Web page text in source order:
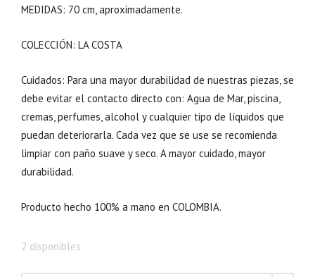
MEDIDAS: 70 cm, aproximadamente.
COLECCIÓN: LA COSTA
Cuidados: Para una mayor durabilidad de nuestras piezas, se
debe evitar el contacto directo con: Agua de Mar, piscina,
cremas, perfumes, alcohol y cualquier tipo de líquidos que
puedan deteriorarla. Cada vez que se use se recomienda
limpiar con paño suave y seco. A mayor cuidado, mayor
durabilidad.
Producto hecho 100% a mano en COLOMBIA.
2 disponibles